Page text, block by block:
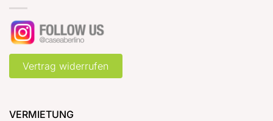
Vertrag widerrufen
VERMIETUNG